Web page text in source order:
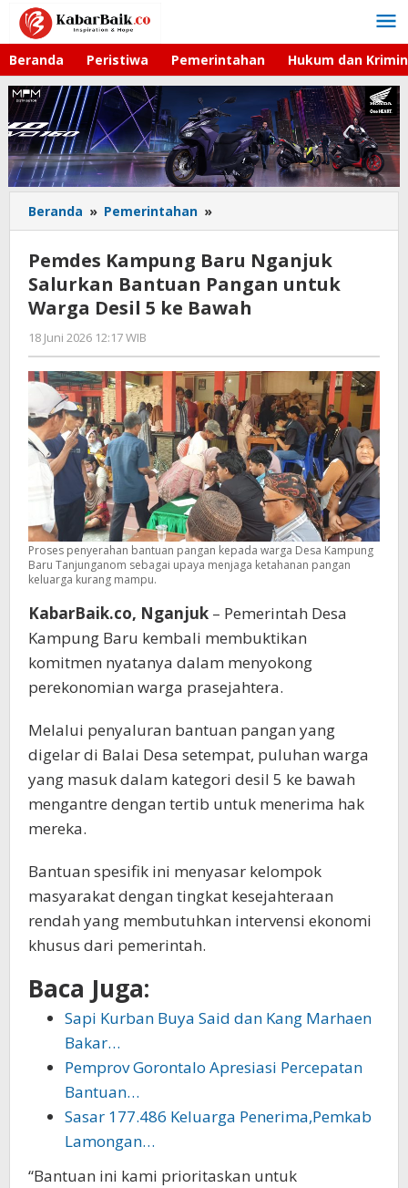
Lewati
konten
Beranda Peristiwa Pemerintahan Hukum dan
Beranda » Pemerintahan »
Kampung
Nganjuk
Salurkan
Bantuan
Desil
5
ke
Bawah
Pemdes Kampung Baru Nganjuk
Salurkan Bantuan Pangan untuk
Warga Desil 5 ke Bawah
18 Juni 2026 12:17 WIB
Gagah
Saputra
Proses penyerahan bantuan pangan kepada warga Desa Kampung
Baru Tanjunganom sebagai upaya menjaga ketahanan pangan
keluarga kurang mampu.
KabarBaik.co, Nganjuk – Pemerintah Desa
Kampung Baru kembali membuktikan
komitmen nyatanya dalam menyokong
perekonomian warga prasejahtera.
Melalui penyaluran bantuan pangan yang
digelar di Balai Desa setempat, puluhan warga
yang masuk dalam kategori desil 5 ke bawah
mengantre dengan tertib untuk menerima hak
mereka.
Bantuan spesifik ini menyasar kelompok
masyarakat dengan tingkat kesejahteraan
rendah yang membutuhkan intervensi ekonomi
khusus dari pemerintah.
Baca Juga:
Sapi Kurban Buya Said dan Kang Marhaen
Bakar…
Pemprov Gorontalo Apresiasi Percepatan
Bantuan…
Sasar 177.486 Keluarga Penerima,Pemkab
Lamongan…
“Bantuan ini kami prioritaskan untuk